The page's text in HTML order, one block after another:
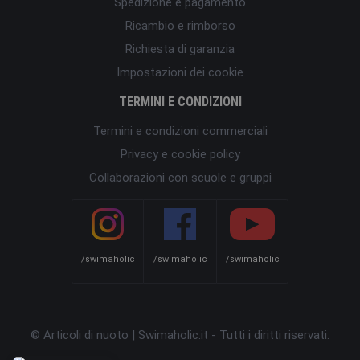
Ricambio e rimborso
Richiesta di garanzia
Impostazioni dei cookie
TERMINI E CONDIZIONI
Termini e condizioni commerciali
Privacy e cookie policy
Collaborazioni con scuole e gruppi
/swimaholic /swimaholic /swimaholic
© Articoli di nuoto | Swimaholic.it - Tutti i diritti riservati.